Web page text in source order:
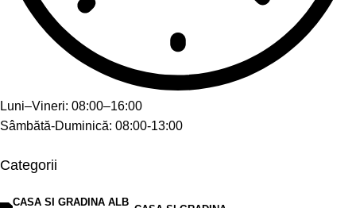
Luni–Vineri: 08:00–16:00
Sâmbătă-Duminică: 08:00-13:00
Categorii